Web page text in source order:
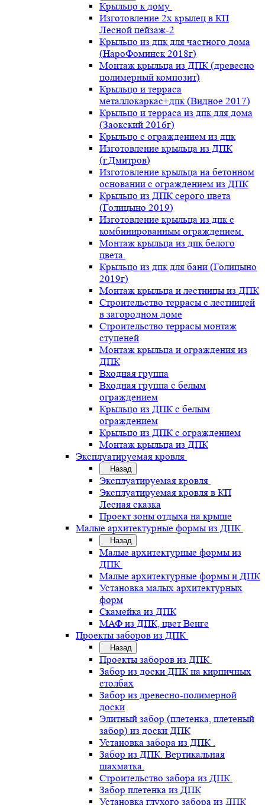
Крыльцо к дому
Изготовление 2х крылец в КП
Лесной пейзаж-2
Крыльцо из дпк для частного дома
(НароФоминск 2018г)
Монтаж крыльца из ДПК (древесно
полимерный композит)
Крыльцо и терраса
металлокаркас+дпк (Видное 2017)
Крыльцо и терраса из дпк для дома
(Заокский 2016г)
Крыльцо с ограждением из дпк
Изготовление крыльца из ДПК
(г.Дмитров)
Изготовление крыльца на бетонном
основании с ограждением из ДПК
Крыльцо из ДПК серого цвета
(Голицыно 2019)
Изготовление крыльца из дпк с
комбинированным ограждением.
Монтаж крыльца из дпк белого
цвета.
Крыльцо из дпк для бани (Голицыно
2019г)
Монтаж крыльца и лестницы из ДПК
Строительство террасы с лестницей
в загородном доме
Строительство террасы монтаж
ступеней
Монтаж крыльца и ограждения из
ДПК
Входная группа
Входная группа с белым
ограждением
Крыльцо из ДПК с белым
ограждением
Крыльцо из ДПК с ограждением
Монтаж крыльца из ДПК
Эксплуатируемая кровля
Назад
Эксплуатируемая кровля
Эксплуатируемая кровля в КП
Лесная сказка
Проект зоны отдыха на крыше
Малые архитектурные формы из ДПК
Назад
Малые архитектурные формы из
ДПК
Малые архитектурные формы и ДПК
Установка малых архитектурных
форм
Скамейка из ДПК
МАФ из ДПК, цвет Венге
Проекты заборов из ДПК
Назад
Проекты заборов из ДПК
Забор из доски ДПК на кирпичных
столбах
Забор из древесно-полимерной
доски
Элитный забор (плетенка, плетеный
забор) из доски ДПК
Установка забора из ДПК .
Забор из ДПК. Вертикальная
шахматка.
Строительство забора из ДПК.
Забор плетенка из ДПК
Установка глухого забора из ДПК